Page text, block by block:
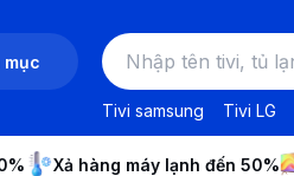
mục
Tivi samsung Tivi LG
Xả hàng máy lạnh đến 50%